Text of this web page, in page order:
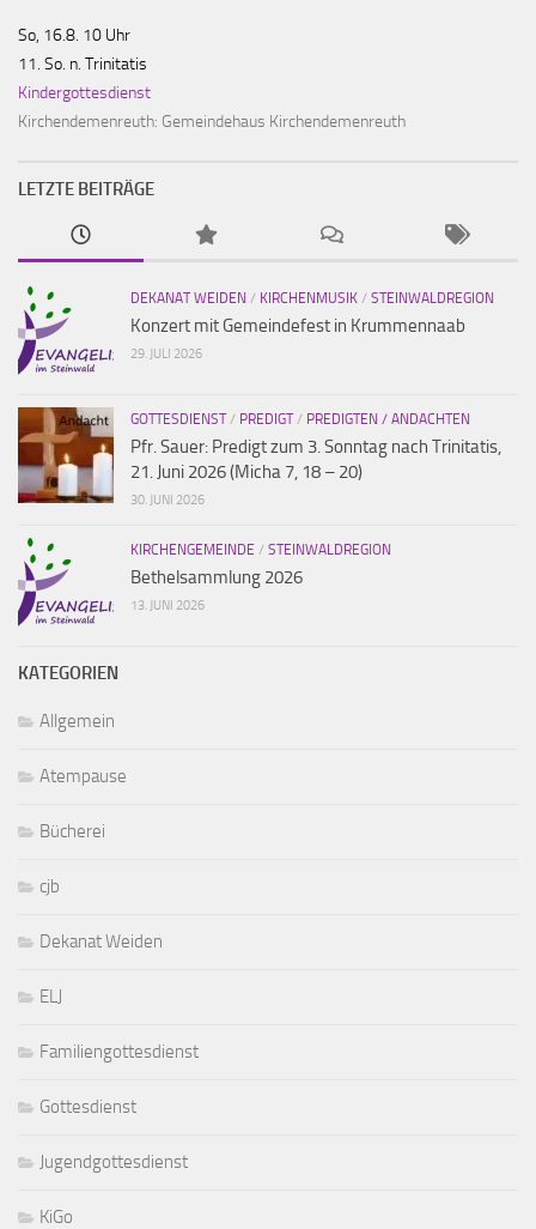
So, 16.8. 10 Uhr
11. So. n. Trinitatis
Kindergottesdienst
Kirchendemenreuth: Gemeindehaus Kirchendemenreuth
LETZTE BEITRÄGE
DEKANAT WEIDEN / KIRCHENMUSIK / STEINWALDREGION
Konzert mit Gemeindefest in Krummennaab
29. JULI 2026
GOTTESDIENST/ PREDIGT/ PREDIGTEN / ANDACHTEN
Pfr. Sauer: Predigt zum 3. Sonntag nach Trinitatis,
21. Juni 2026 (Micha 7, 18 – 20)
30. JUNI 2026
KIRCHENGEMEINDE / STEINWALDREGION
Bethelsammlung 2026
13. JUNI 2026
KATEGORIEN
Allgemein
Atempause
Bücherei
cjb
Dekanat Weiden
ELJ
Familiengottesdienst
Gottesdienst
Jugendgottesdienst
KiGo